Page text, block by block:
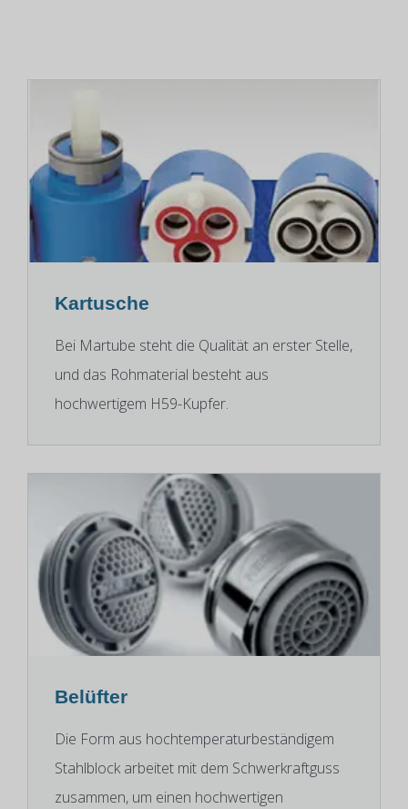
Kartusche
Bei Martube steht die Qualität an erster Stelle,
und das Rohmaterial besteht aus
hochwertigem H59-Kupfer.
Belüfter
Die Form aus hochtemperaturbeständigem
Stahlblock arbeitet mit dem Schwerkraftguss
zusammen, um einen hochwertigen